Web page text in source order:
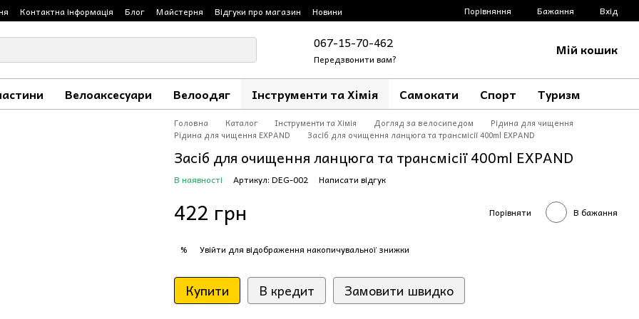
Контактна інформація Блог Майстерня Відгуки про магазин Новини Порівняння Бажання Вхід
067-15-70-462
Передзвонити вам?
Мій кошик
Велоаксесуари Велоодяг Інструменти та Хімія Самокати Спорт Туризм
Головна Каталог Інструменти та Хімія Догляд за велосипедом
Рідина для чищення
Рідина для чищення EXPAND
Засіб для очищення ланцюга та трансмісії 400ml EXPAND
Засіб для очищення ланцюга та трансмісії 400ml EXPAND
В наявності Артикул: DEG-002 Написати відгук
422 грн Порівняти В бажання
% Увійти для відображення накопичувальної знижки
Купити В кредит Замовити швидко